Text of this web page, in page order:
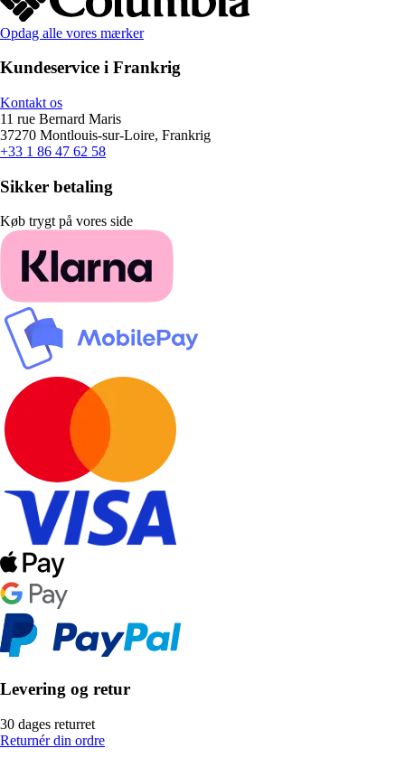
Opdag alle vores mærker
Kundeservice i Frankrig
Kontakt os
11 rue Bernard Maris
37270 Montlouis-sur-Loire, Frankrig
+33 1 86 47 62 58
Sikker betaling
Køb trygt på vores side
Levering og retur
30 dages returret
Returnér din ordre